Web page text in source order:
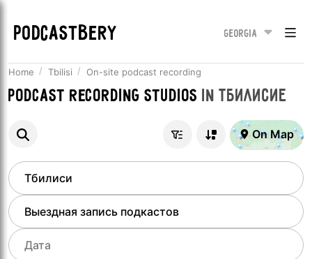
PODCASTBERY Georgia
Home Tbilisi On-site podcast recording
Podcast recording studios inТбилисие
On Map